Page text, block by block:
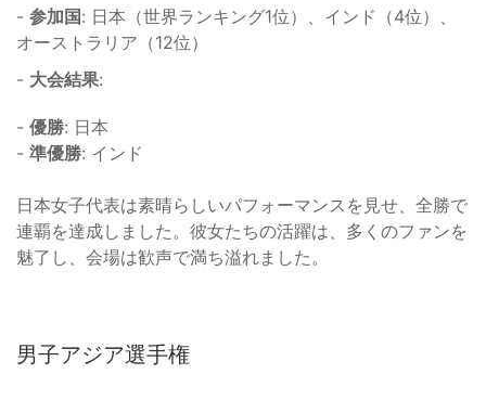
- 参加国: 日本（世界ランキング1位）、インド（4位）、
オーストラリア（12位）
- 大会結果:
- 優勝: 日本
- 準優勝: インド
日本女子代表は素晴らしいパフォーマンスを見せ、全勝で
連覇を達成しました。彼女たちの活躍は、多くのファンを
魅了し、会場は歓声で満ち溢れました。
男子アジア選手権